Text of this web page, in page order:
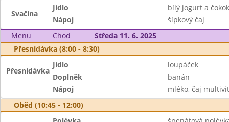
Svačina
Jídlo
bílý jogurt a
Nápoj
šípkový čaj
Menu
Chod
Středa 11. 6. 2025
Přesnídávka (8:00 - 8:30)
Přesnídávka
Jídlo
loupáček
Doplněk
banán
Nápoj
mléko, čaj
Oběd (10:45 - 12:00)